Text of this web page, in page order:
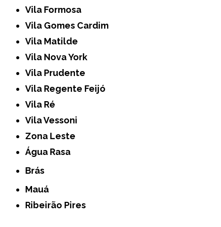
Vila Formosa
Vila Gomes Cardim
Vila Matilde
Vila Nova York
Vila Prudente
Vila Regente Feijó
Vila Ré
Vila Vessoni
Zona Leste
Água Rasa
Brás
Mauá
Ribeirão Pires